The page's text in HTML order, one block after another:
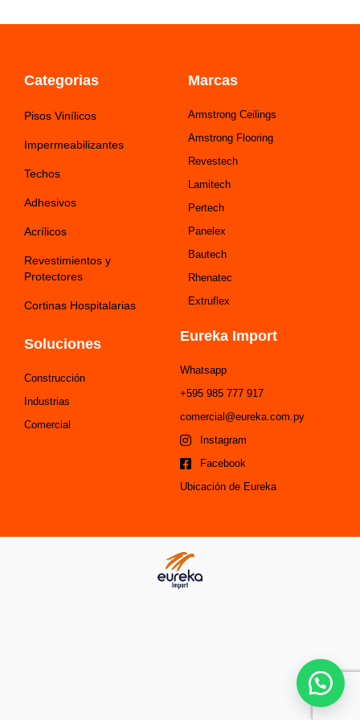
Categorias
Pisos Vinílicos
Impermeabilizantes
Techos
Adhesivos
Acrílicos
Revestimientos y
Protectores
Cortinas Hospitalarias
Marcas
Armstrong Ceilings
Amstrong Flooring
Revestech
Lamitech
Pertech
Panelex
Bautech
Rhenatec
Extruflex
Soluciones
Construcción
Industrias
Comercial
Eureka Import
Whatsapp
+595 985 777 917
comercial@eureka.com.py
Instagram
Facebook
Ubicación de Eureka